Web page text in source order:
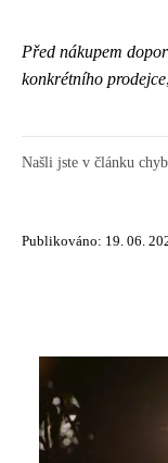
Před nákupem
konkrétního prodejce
Našli jste v článku
Publikováno: 19. 06.